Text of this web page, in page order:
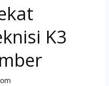
K3